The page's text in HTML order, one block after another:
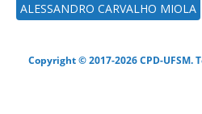
ALESSANDRO CARVALHO MIOLA
Copyright © 2017-2026 CPD-UFSM.